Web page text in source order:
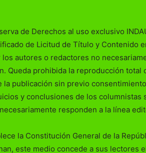
de Derechos al uso exclusivo
de Licitud de Título y Contenido
autores o redactores no
Queda prohibida la reproducción total
la publicación sin previo
y conclusiones de los columnistas
responden a la línea
la Constitución General de la
este medio concede a sus lectores